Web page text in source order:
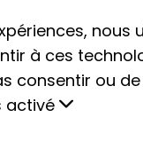
à ces
consentir ou
activé